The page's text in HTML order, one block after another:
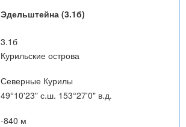
Эдельштейна (3.1б)
3.1б
Курильские острова
Северные Курилы
49°10'23" с.ш. 153°27'0" в.д.
-840 м